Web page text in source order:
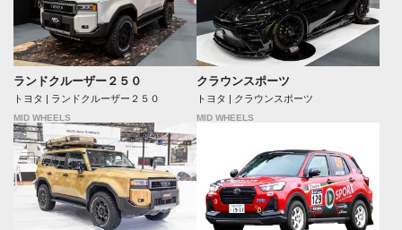
ランドクルーザー２５０
トヨタ | ランドクルーザー２５０
MID WHEELS
クラウンスポーツ
トヨタ | クラウンスポーツ
MID WHEELS